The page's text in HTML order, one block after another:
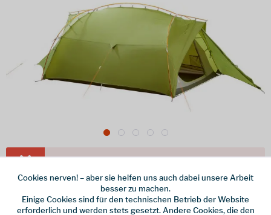
Dieser Artikel steht derzeit nicht zur Verfügung!
inkl. MwSt./ Versandkostenfrei!
Cookies nerven! – aber sie helfen uns auch dabei unsere Arbeit
besser zu machen.
Einige Cookies sind für den technischen Betrieb der Website
erforderlich und werden stets gesetzt. Andere Cookies, die den